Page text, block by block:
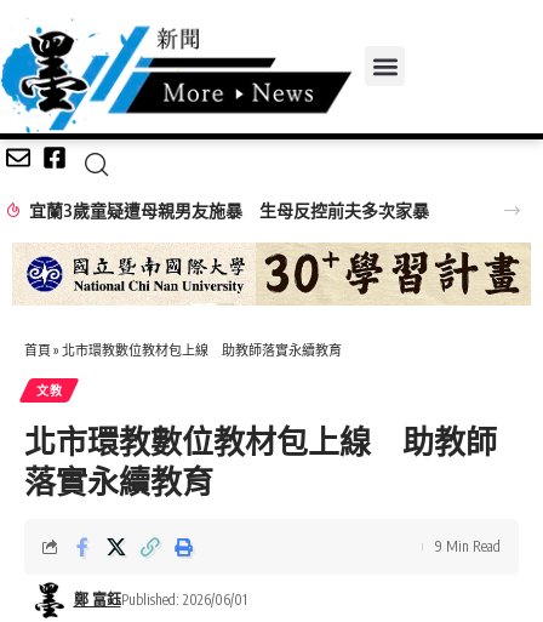
宜蘭3歲童疑遭母親男友施暴 生母反控前夫多次家暴
首頁 » 北市環教數位教材包上線 助教師落實永續教育
文教
北市環教數位教材包上線 助教師
落實永續教育
鄭 富鈺Published: 2026/06/01
9 Min Read